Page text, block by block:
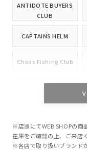
ANTIDOTE BUYERS
CLUB
CAPTAINS HELM
Chaos Fishing Club
INCOMPLETE
TOKYO
※店頭にてWEB SHOPの商
在庫をご確認の上、ご来店
※各店で取り扱いブランド